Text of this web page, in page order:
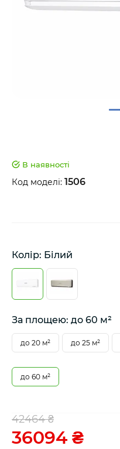
В наявності
Код моделі: 1506
Колір: Білий
За площею: до 60 м²
до 20 м² до 25 м²
до 60 м²
42464 ₴
36094 ₴